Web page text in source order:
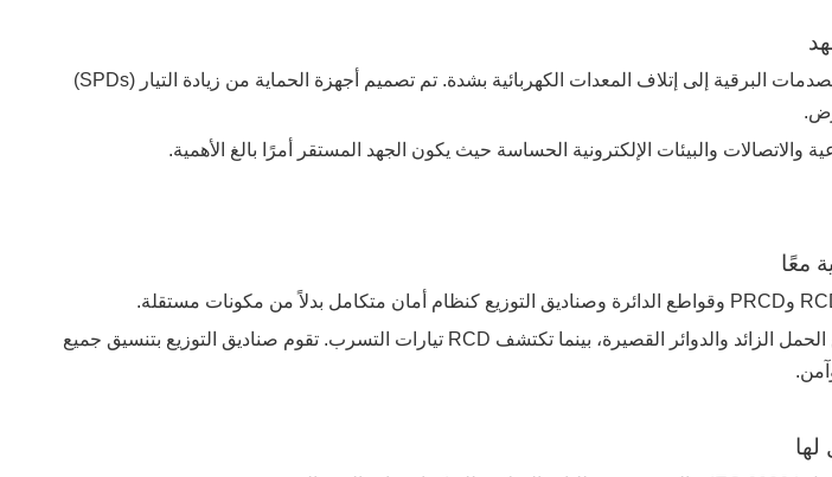
يمكن أن تؤدي ارتفاعات الجهد الكهربائي والصدمات البرقية إلى إتلاف المعدات الكهربائية بشدة. تم تصميم أجهزة الحماية من زيادة التيار (SPDs)
والاتصالات والبيئات الإلكترونية الحساسة حيث يكون الجهد المستقر أمرًا بالغ الأهمية.
على سبيل المثال، تتعامل قواطع الدائرة مع الحمل الزائد والدوائر القصيرة، بينما تكتشف RCD تيارات التسرب. تقوم صناديق التوزيع بتنسيق جميع